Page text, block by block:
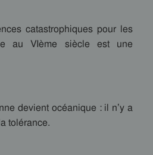
catastrophiques pour les
au VIème siècle est une
devient océanique : il n’y a
tolérance.